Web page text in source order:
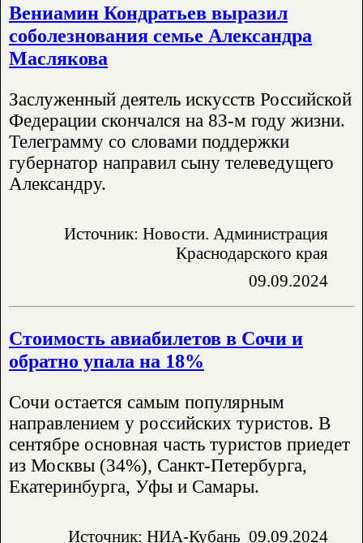
Вениамин Кондратьев выразил
соболезнования семье Александра
Маслякова
Заслуженный деятель искусств Российской
Федерации скончался на 83-м году жизни.
Телеграмму со словами поддержки
губернатор направил сыну телеведущего
Александру.
Источник: Новости. Администрация
Краснодарского края
09.09.2024
Стоимость авиабилетов в Сочи и
обратно упала на 18%
Сочи остается самым популярным
направлением у российских туристов. В
сентябре основная часть туристов приедет
из Москвы (34%), Санкт-Петербурга,
Екатеринбурга, Уфы и Самары.
Источник: НИА-Кубань 09.09.2024